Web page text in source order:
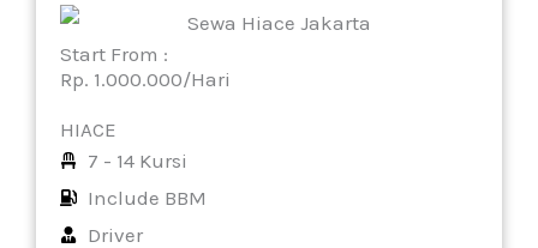
Start From :
Rp. 1.000.000/Hari
HIACE
7 - 14 Kursi
Include BBM
Driver